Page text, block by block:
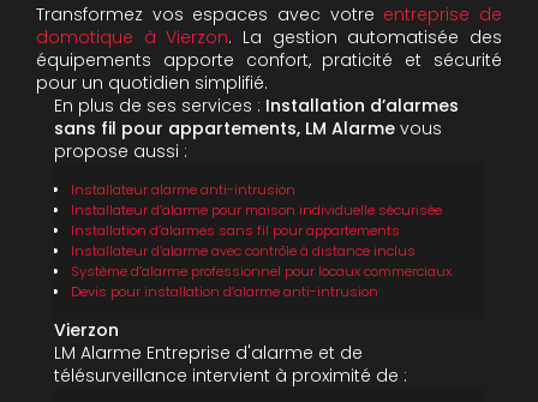
Transformez vos espaces avec votre entreprise de
domotique à Vierzon. La gestion automatisée des
équipements apporte confort, praticité et sécurité
pour un quotidien simplifié.
En plus de ses services : Installation d’alarmes
sans fil pour appartements, LM Alarme vous
propose aussi :
Installateur alarme anti-intrusion
Installateur d’alarme pour maison individuelle sécurisée
Installation d’alarmes sans fil pour appartements
Installateur d’alarme avec contrôle à distance inclus
Système d’alarme professionnel pour locaux commerciaux
Devis pour installation d’alarme anti-intrusion
Vierzon
LM Alarme Entreprise d'alarme et de
télésurveillance intervient à proximité de :